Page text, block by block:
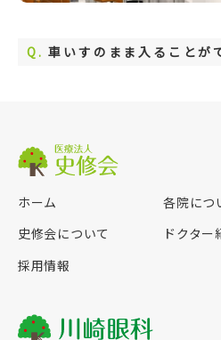
Q. 車いすのまま入ることが
ホーム
各院につ
史修会について
ドクター
採用情報